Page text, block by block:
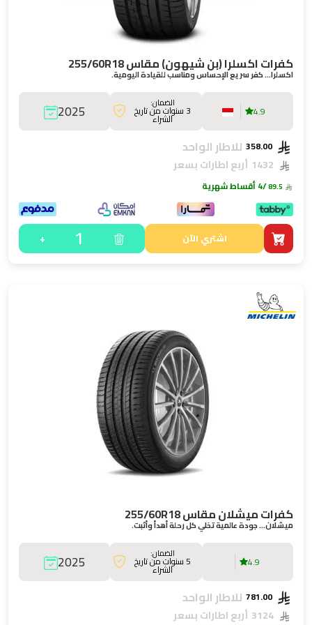
كفرات اكسلرا (بن شيهون) مقاس 255/60R18
اكسلرا… كفر سريع الإحساس ومناسب للقيادة اليومية.
4.9
الضمان:
3 سنوات من تاريخ
الشراء 2025
للاطار الواحد
أربع اطارات بسعر
/4 أقساط شهرية
اشتري الآن 1
+
كفرات ميشلان مقاس 255/60R18
ميشلان… جودة عالمية تخلي كل رحلة أهدأ وأثبت.
4.9
الضمان:
5 سنوات من تاريخ
الشراء 2025
للاطار الواحد
أربع اطارات بسعر